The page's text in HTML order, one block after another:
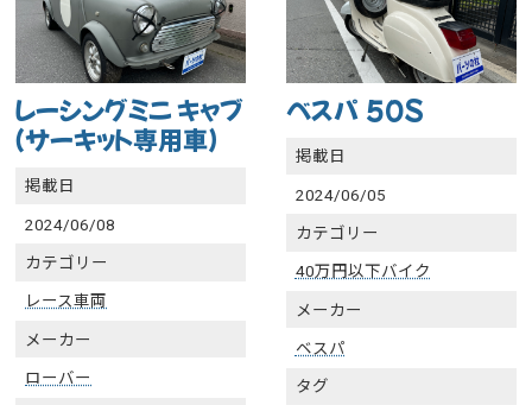
レーシングミニ キャブ
（サーキット専用車）
掲載日
2024/06/08
カテゴリー
レース車両
メーカー
ローバー
ベスパ 50S
掲載日
2024/06/05
カテゴリー
40万円以下バイク
メーカー
ベスパ
タグ